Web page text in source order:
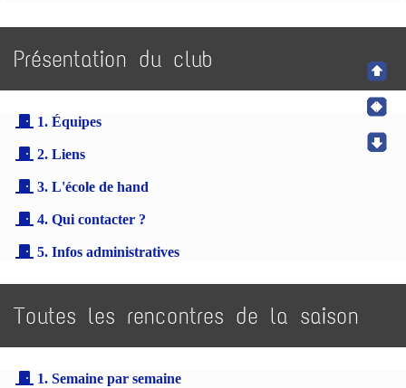
Présentation du club
1. Équipes
2. Liens
3. L'école de hand
4. Qui contacter ?
5. Infos administratives
Toutes les rencontres de la saison
1. Semaine par semaine